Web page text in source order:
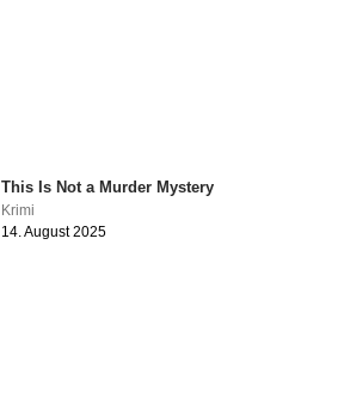
This Is Not a Murder Mystery
Krimi
14. August 2025